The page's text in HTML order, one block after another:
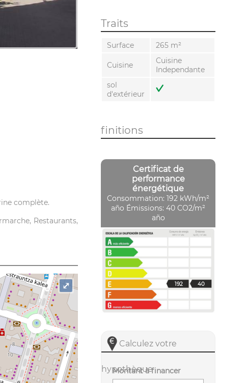
complète.
Restaurants,
⤢
Traits
Surface 265 m²
Cuisine
Cuisine
Independante
sol
d'extérieur
finitions
Certificat de
performance
énergétique
Consommation: 192 kWh/m²
año Émissions: 40 CO2/m²
año
192 40
Calculez votre
hypothèque
Montant à financer